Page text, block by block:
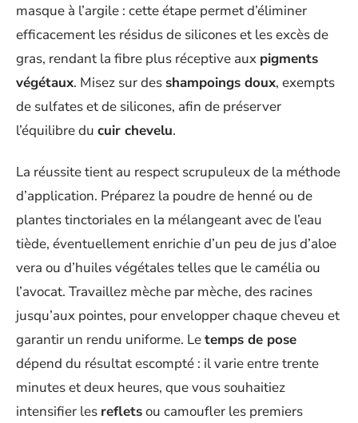
masque à l’argile : cette étape permet d’éliminer
efficacement les résidus de silicones et les excès de
gras, rendant la fibre plus réceptive aux pigments
végétaux. Misez sur des shampoings doux, exempts
de sulfates et de silicones, afin de préserver
l’équilibre du cuir chevelu.
La réussite tient au respect scrupuleux de la méthode
d’application. Préparez la poudre de henné ou de
plantes tinctoriales en la mélangeant avec de l’eau
tiède, éventuellement enrichie d’un peu de jus d’aloe
vera ou d’huiles végétales telles que le camélia ou
l’avocat. Travaillez mèche par mèche, des racines
jusqu’aux pointes, pour envelopper chaque cheveu et
garantir un rendu uniforme. Letemps de pose
dépend du résultat escompté : il varie entre trente
minutes et deux heures, que vous souhaitiez
intensifier les refletsou camoufler les premiers